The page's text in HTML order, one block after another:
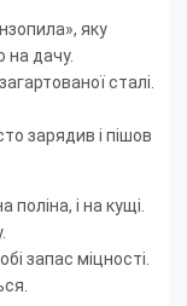
яку
на дачу.
сталі.
зарядив і пішов
поліна, і на кущі.
запас міцності.